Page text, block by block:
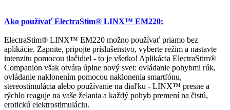
Ako používať ElectraStim® LINX™ EM220:
ElectraStim® LINX™ EM220 možno používať priamo bez
aplikácie. Zapnite, pripojte príslušenstvo, vyberte režim a nastavte
intenzitu pomocou tlačidiel - to je všetko! Aplikácia ElectraStim®
Companion však otvára úplne nový svet: ovládanie pohybmi rúk,
ovládanie naklonením pomocou naklonenia smartfónu,
stereostimulácia alebo používanie na diaľku - LINX™ presne a
rýchlo reaguje na vaše želania a každý pohyb premení na čistú,
erotickú elektrostimuláciu.